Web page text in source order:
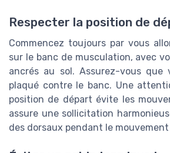
Respecter la position de
Commencez toujours par vous
sur le banc de musculation, avec
ancrés au sol. Assurez-vous que
plaqué contre le banc. Une
position de départ évite les
assure une sollicitation
des dorsaux pendant le mouvement